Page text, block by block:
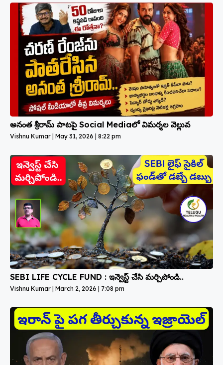
అనంత శ్రీరామ్ పాటపై Social Mediaలో విమర్శల వెల్లువ
Vishnu Kumar May 31, 2026 8:22 pm
SEBI LIFE CYCLE FUND : ఇన్వెస్ట్ చేసి మర్చిపోండి..
Vishnu Kumar March 2, 2026 7:08 pm